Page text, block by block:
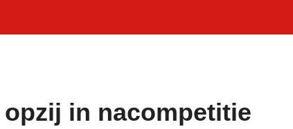
in nacompetitie